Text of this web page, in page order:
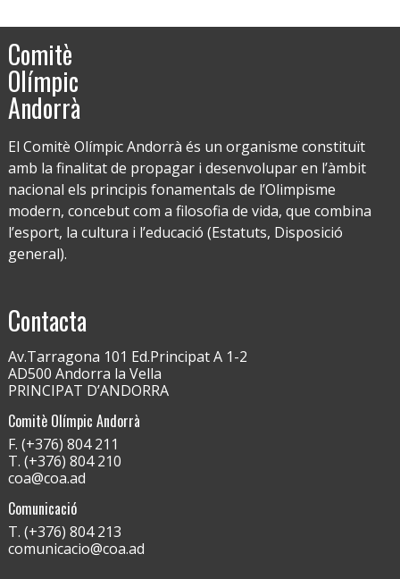
Comitè
Olímpic
Andorrà
El Comitè Olímpic Andorrà és un organisme constituït
amb la finalitat de propagar i desenvolupar en l’àmbit
nacional els principis fonamentals de l’Olimpisme
modern, concebut com a filosofia de vida, que combina
l’esport, la cultura i l’educació (Estatuts, Disposició
general).
Contacta
Av.Tarragona 101 Ed.Principat A 1-2
AD500 Andorra la Vella
PRINCIPAT D’ANDORRA
Comitè Olímpic Andorrà
F. (+376) 804 211
T. (+376) 804 210
coa@coa.ad
Comunicació
T. (+376) 804 213
comunicacio@coa.ad